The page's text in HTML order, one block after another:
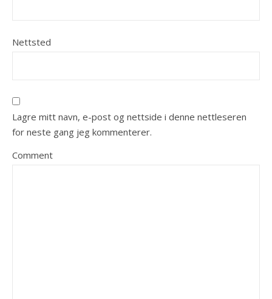
Nettsted
Lagre mitt navn, e-post og nettside i denne nettleseren
for neste gang jeg kommenterer.
Comment